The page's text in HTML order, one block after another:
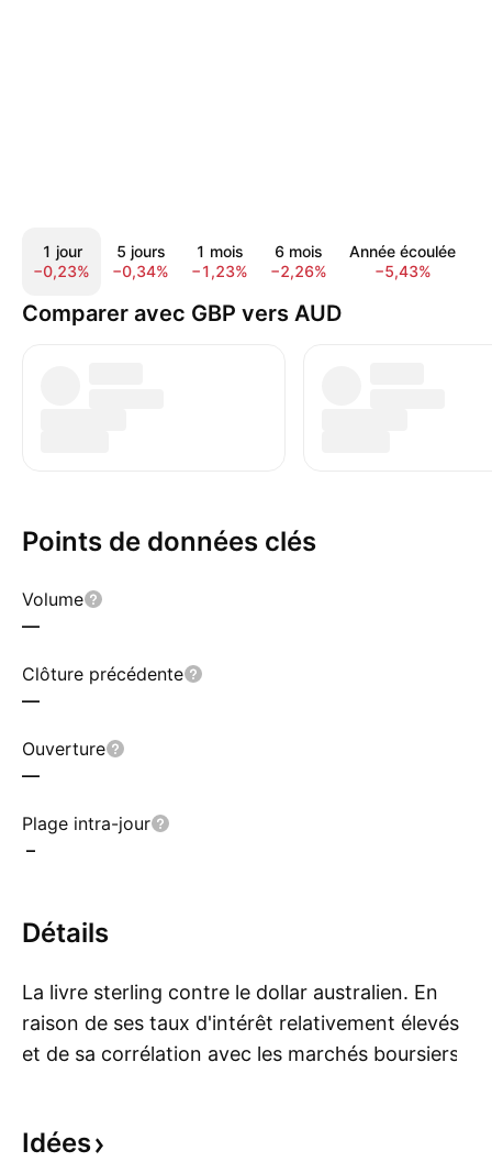
1 jour
−0,23%
5 jours
−0,34%
1 mois
−1,23%
6 mois
−2,26%
Année écoulée
−5,43%
Comparer avec GBP vers AUD
Points de données clés
Volume
—
Clôture précédente
—
Ouverture
—
Plage intra-jour
–
Détails
La livre sterling contre le dollar australien. En
raison de ses taux d'intérêt relativement élevés
et de sa corrélation avec les marchés boursiers
L'industrie minière, qui est le plus grand secteur
Idées